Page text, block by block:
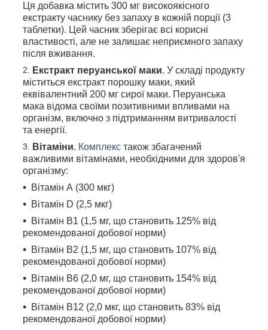
Ця добавка містить 300 мг високоякісного
екстракту часнику без запаху в кожній порції (3
таблетки). Цей часник зберігає всі корисні
властивості, але не залишає неприємного запаху
після вживання.
Екстракт перуанської маки. У складі продукту
міститься екстракт порошку маки, який
еквівалентний 200 мг сирої маки. Перуанська
мака відома своїми позитивними впливами на
організм, включно з підтриманням витривалості
та енергії.
Вітаміни. Комплекс також збагачений
важливими вітамінами, необхідними для здоров'я
організму:
Вітамін А (300 мкг)
Вітамін D (2,5 мкг)
Вітамін В1 (1,5 мг, що становить 125% від
рекомендованої добової норми)
Вітамін В2 (1,5 мг, що становить 107% від
рекомендованої добової норми)
Вітамін B6 (2,0 мг, що становить 154% від
рекомендованої добової норми)
Вітамін B12 (2,0 мкг, що становить 83% від
рекомендованої добової норми)